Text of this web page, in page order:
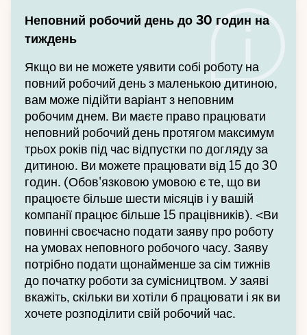
Неповний робочий день до 30 годин на
тиждень
Якщо ви не можете уявити собі роботу на
повний робочий день з маленькою дитиною,
вам може підійти варіант з неповним
робочим днем. Ви маєте право працювати
неповний робочий день протягом максимум
трьох років під час відпустки по догляду за
дитиною. Ви можете працювати від 15 до 30
годин. (Обов'язковою умовою є те, що ви
працюєте більше шести місяців і у вашій
компанії працює більше 15 працівників). <Ви
повинні своєчасно подати заяву про роботу
на умовах неповного робочого часу. Заяву
потрібно подати щонайменше за сім тижнів
до початку роботи за сумісництвом. У заяві
вкажіть, скільки ви хотіли б працювати і як ви
хочете розподілити свій робочий час.